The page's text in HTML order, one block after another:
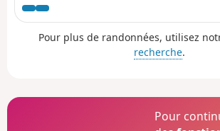
Provins. Dans un cadre rafraîchissant, le
Chalautre-la-Petite recèle également un
intéressant.
Pour plus de randonnées, utilisez
recherche.
Pour